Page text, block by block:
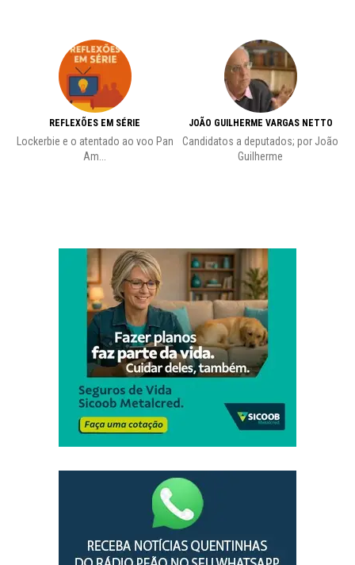
REFLEXÕES EM SÉRIE
Lockerbie e o atentado ao voo Pan
Am...
JOÃO GUILHERME VARGAS NETTO
Candidatos a deputados; por João
Guilherme